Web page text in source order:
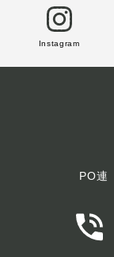
Instagram
PO連